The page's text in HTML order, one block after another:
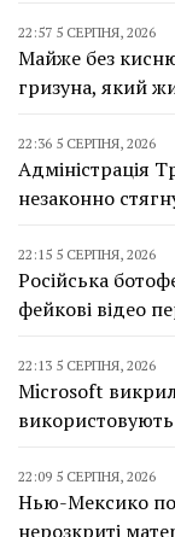
22:57 5 СЕРПНЯ, 2026
Майже без
гризуна, який
22:36 5 СЕРПНЯ, 2026
Адміністрація
незаконно
22:15 5 СЕРПНЯ, 2026
Російська
фейкові відео
22:13 5 СЕРПНЯ, 2026
Microsoft
22:09 5 СЕРПНЯ, 2026
Нью-Мексико
нерозкриті